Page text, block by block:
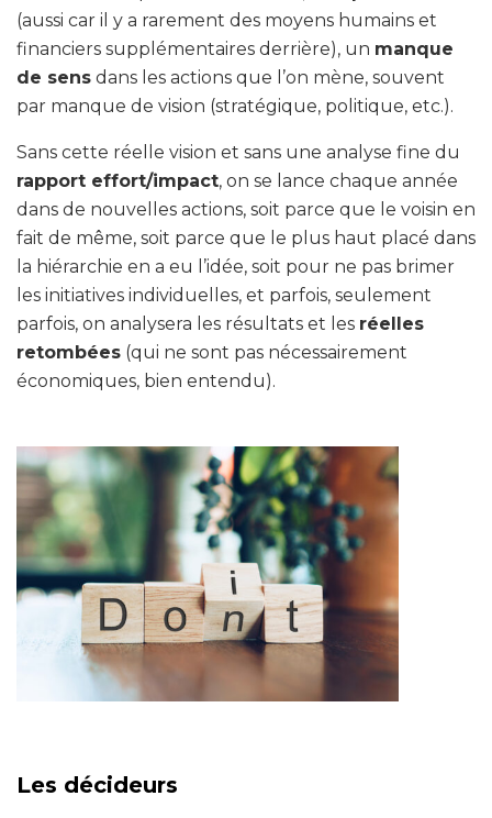
(aussi car il y a rarement des moyens humains et
financiers supplémentaires derrière), un manque
de sens dans les actions que l’on mène, souvent
par manque de vision (stratégique, politique, etc.).
Sans cette réelle vision et sans une analyse fine du
rapport effort/impact, on se lance chaque année
dans de nouvelles actions, soit parce que le voisin en
fait de même, soit parce que le plus haut placé dans
la hiérarchie en a eu l’idée, soit pour ne pas brimer
les initiatives individuelles, et parfois, seulement
parfois, on analysera les résultats et les réelles
retombées (qui ne sont pas nécessairement
économiques, bien entendu).
Les décideurs